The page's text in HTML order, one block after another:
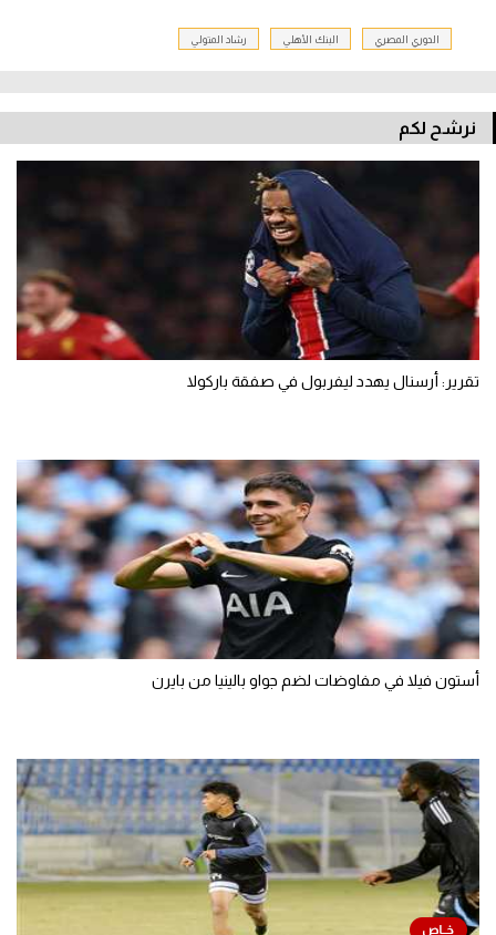
الدوري المصري البنك الأهلي رشاد المتولي
نرشح لكم
تقرير: أرسنال يهدد ليفربول في صفقة باركولا
أستون فيلا في مفاوضات لضم جواو بالينيا من بايرن